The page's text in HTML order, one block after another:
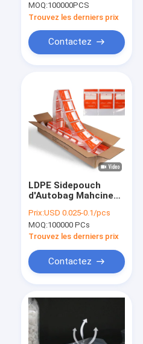
MOQ:100000PCS
Trouvez les derniers prix
Contactez
LDPE Sidepouch
d'Autobag Mahcine
lock
Prix:USD 0.025-0.1/pcs
MOQ:100000 PCs
Trouvez les derniers prix
Contactez